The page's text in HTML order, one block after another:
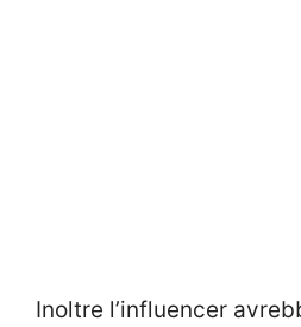
Inoltre l’influencer